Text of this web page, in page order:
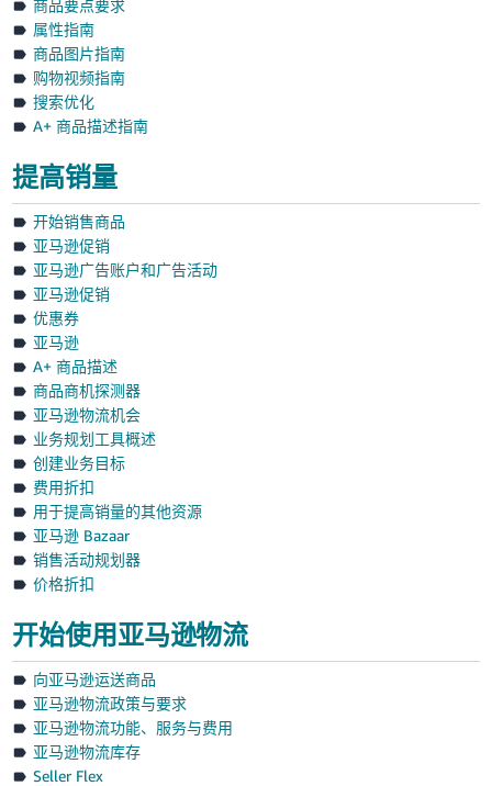
商品要点要求
属性指南
商品图片指南
购物视频指南
搜索优化
A+ 商品描述指南
提高销量
开始销售商品
亚马逊促销
亚马逊广告账户和广告活动
亚马逊促销
优惠券
亚马逊
A+ 商品描述
商品商机探测器
亚马逊物流机会
业务规划工具概述
创建业务目标
费用折扣
用于提高销量的其他资源
亚马逊 Bazaar
销售活动规划器
价格折扣
开始使用亚马逊物流
向亚马逊运送商品
亚马逊物流政策与要求
亚马逊物流功能、服务与费用
亚马逊物流库存
Seller Flex